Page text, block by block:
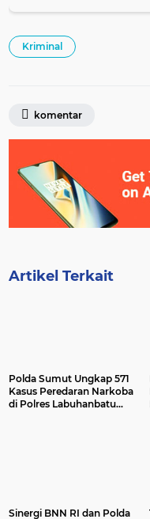
Kriminal
komentar
Artikel Terkait
Polda Sumut Ungkap 571
Kasus Peredaran Narkoba
di Polres Labuhanbatu
Sinergi BNN RI dan Polda